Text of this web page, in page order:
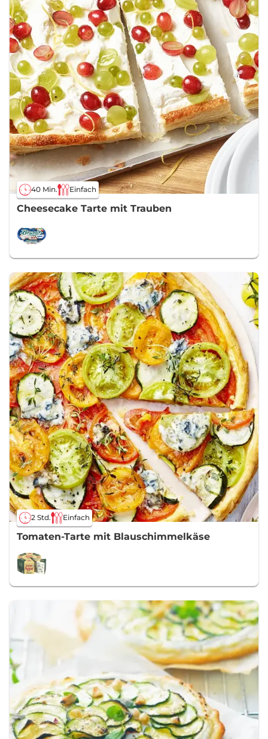
40 Min. Einfach
Cheesecake Tarte mit Trauben
2 Std. Einfach
Tomaten-Tarte mit Blauschimmelkäse